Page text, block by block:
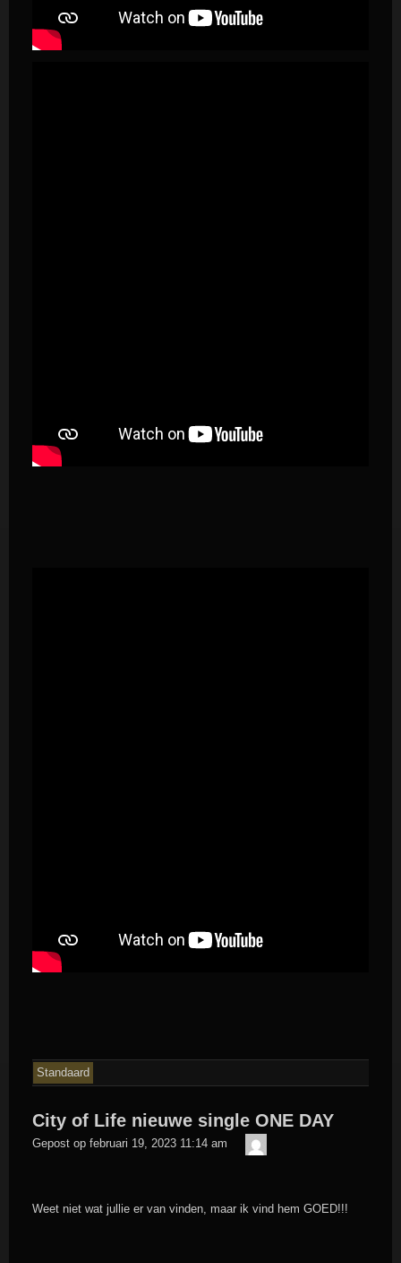
Standaard
City of Life nieuwe single ONE DAY
Gepost op februari 19, 2023 11:14 am
Weet niet wat jullie er van vinden, maar ik vind hem GOED!!!